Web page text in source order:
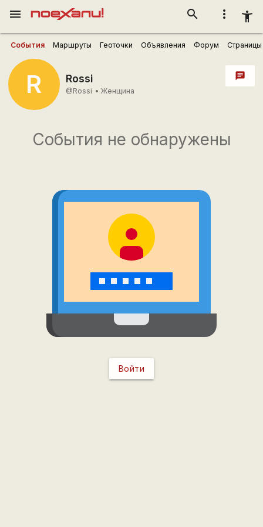
more_vert accessibility_new
search
menu
События Маршруты Геоточки Объявления Форум Страницы
R Rossi
@Rossi • Женщина
chat
События не обнаружены
Войти